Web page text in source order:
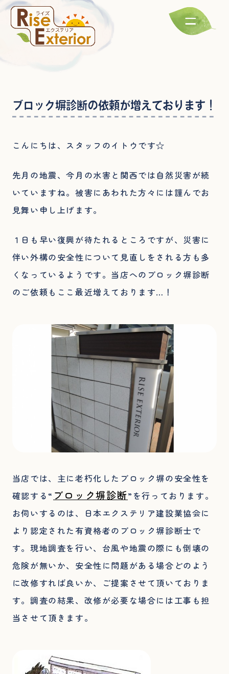
ブロック塀診断の依頼が増えております！
こんにちは、スタッフのイトウです☆
先月の地震、今月の水害と関西では自然災害が続
いていますね。被害にあわれた方々には謹んでお
見舞い申し上げます。
１日も早い復興が待たれるところですが、災害に
伴い外構の安全性について見直しをされる方も多
くなっているようです。当店へのブロック塀診断
のご依頼もここ最近増えております…！
当店では、主に老朽化したブロック塀の安全性を
確認する“ ブロック塀診断”を行っております。
お伺いするのは、日本エクステリア建設業協会に
より認定された有資格者のブロック塀診断士で
す。現地調査を行い、台風や地震の際にも倒壊の
危険が無いか、安全性に問題がある場合どのよう
に改修すれば良いか、ご提案させて頂いておりま
す。調査の結果、改修が必要な場合には工事も担
当させて頂きます。